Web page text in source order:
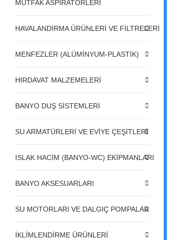
MUTFAK ASPİRATÖRLERİ
HAVALANDIRMA ÜRÜNLERİ VE FİLTRELERİ
MENFEZLER (ALÜMİNYUM-PLASTİK)
HIRDAVAT MALZEMELERİ
BANYO DUŞ SİSTEMLERİ
SU ARMATÜRLERİ VE EVİYE ÇEŞİTLERİ
ISLAK HACİM (BANYO-WC) EKİPMANLARI
BANYO AKSESUARLARI
SU MOTORLARI VE DALGIÇ POMPALAR
İKLİMLENDİRME ÜRÜNLERİ